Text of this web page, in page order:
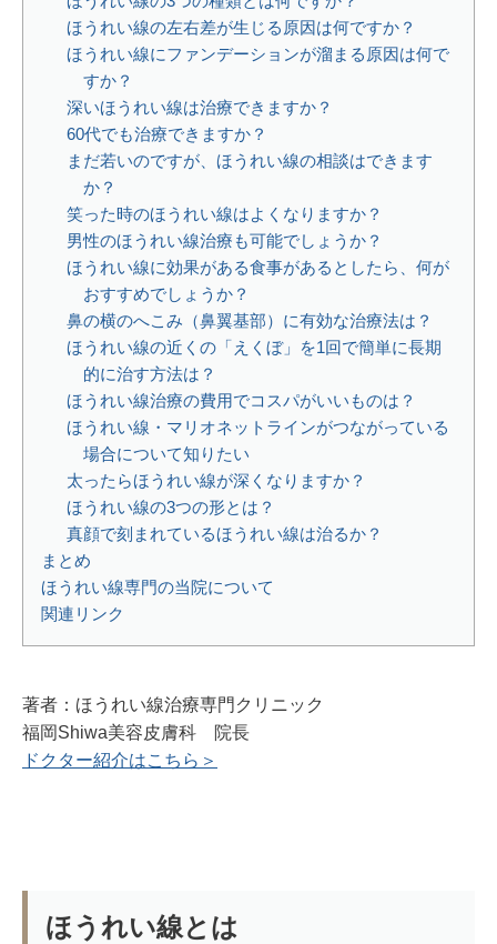
ほうれい線の左右差が生じる原因は何ですか？
ほうれい線にファンデーションが溜まる原因は何で
すか？
深いほうれい線は治療できますか？
60代でも治療できますか？
まだ若いのですが、ほうれい線の相談はできます
か？
笑った時のほうれい線はよくなりますか？
男性のほうれい線治療も可能でしょうか？
ほうれい線に効果がある食事があるとしたら、何が
おすすめでしょうか？
鼻の横のへこみ（鼻翼基部）に有効な治療法は？
ほうれい線の近くの「えくぼ」を1回で簡単に長期
的に治す方法は？
ほうれい線治療の費用でコスパがいいものは？
ほうれい線・マリオネットラインがつながっている
場合について知りたい
太ったらほうれい線が深くなりますか？
ほうれい線の3つの形とは？
真顔で刻まれているほうれい線は治るか？
まとめ
ほうれい線専門の当院について
関連リンク
著者：ほうれい線治療専門クリニック
福岡Shiwa美容皮膚科 院長
ドクター紹介はこちら＞
ほうれい線とは